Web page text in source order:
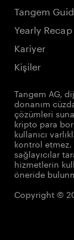
Tangem
Yearly
Kariyer
Kişiler
Tangem AG,
donanım
çözümleri
kripto para
kullanıcı
kontrol
sağlayıcılar
hizmetlerin
öneride